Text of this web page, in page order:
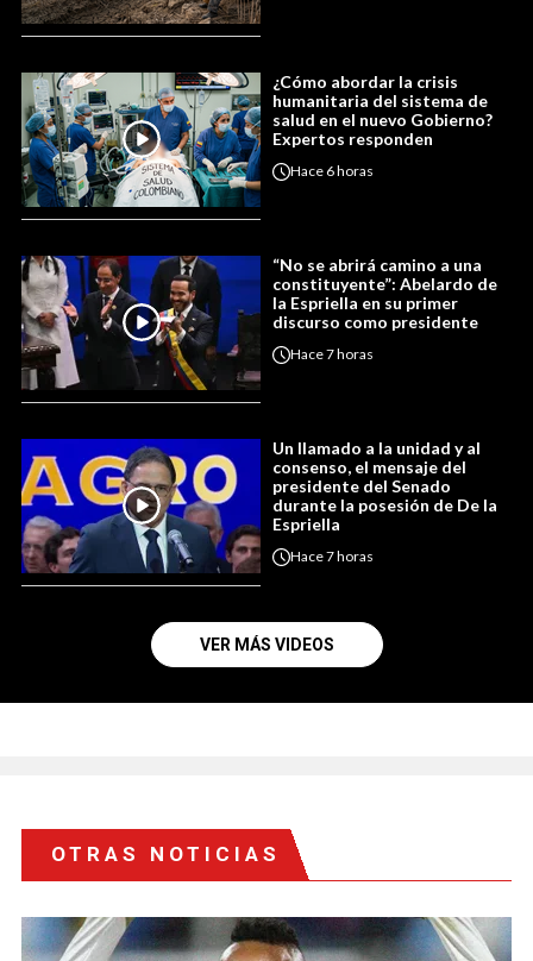
¿Cómo abordar la crisis
humanitaria del sistema de
salud en el nuevo Gobierno?
Expertos responden
Hace 6 horas
“No se abrirá camino a una
constituyente”: Abelardo de
la Espriella en su primer
discurso como presidente
Hace7 horas
Un llamado a la unidad y al
consenso, el mensaje del
presidente del Senado
durante la posesión de De la
Espriella
Hace7 horas
VER MÁS VIDEOS
OTRAS NOTICIAS